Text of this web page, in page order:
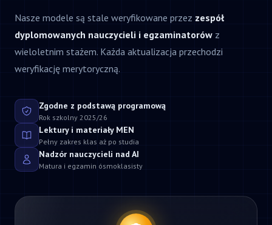
Nasze modele są stale weryfikowane przez zespół
dyplomowanych nauczycieli i egzaminatorów z
wieloletnim stażem. Każda aktualizacja przechodzi
weryfikację merytoryczną.
Zgodne z podstawą programową
Rok szkolny 2025/26
Lektury i materiały MEN
Pełny zakres klas aż po studia
Nadzór nauczycieli nad AI
Matura i egzamin ósmoklasisty